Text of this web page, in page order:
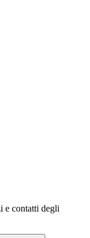
e contatti degli